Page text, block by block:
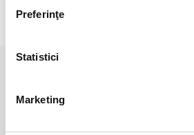
Preferinţe
Statistici
Marketing
RECENZII CLIENTI